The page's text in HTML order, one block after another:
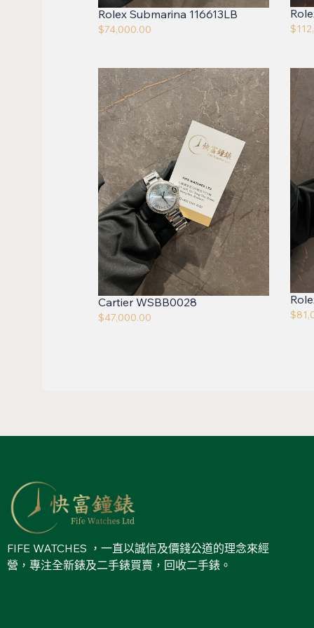
Rolex Submarina 116613LB
$74,000.00 $
Cartier WSBB0028
$47,000.00 $
FIFE WATCHES ，一直以誠信及價錢公道的理念來經
營，專注全新錶及二手錶買賣，回收二手錶。